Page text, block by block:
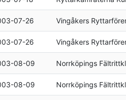
07-26 Vingåkers
07-26 Vingåkers
08-09 Norrköpings
08-09 Norrköpings